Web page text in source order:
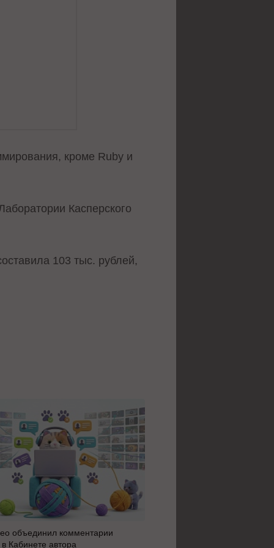
кроме Ruby и
Касперского
103 тыс. рублей,
объединил комментарии
Кабинете автора